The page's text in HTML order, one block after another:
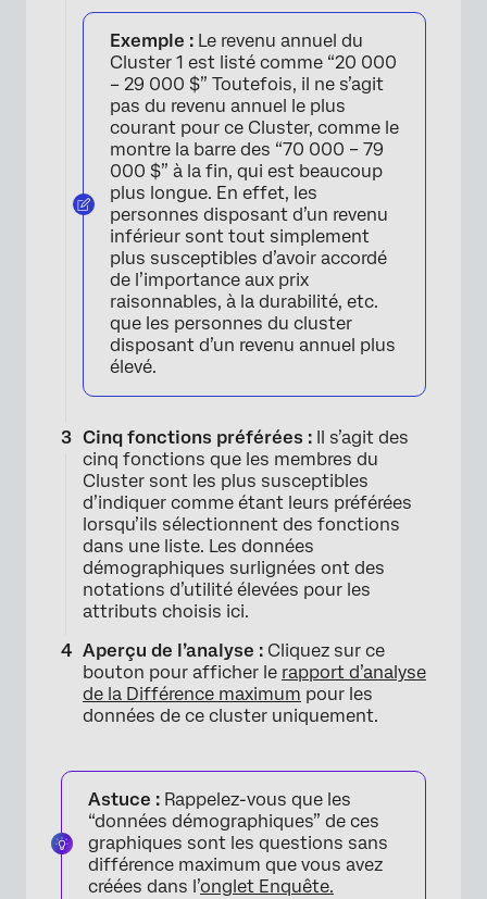
Exemple : Le revenu annuel du
Cluster 1 est listé comme “20 000
– 29 000 $” Toutefois, il ne s’agit
pas du revenu annuel le plus
courant pour ce Cluster, comme le
montre la barre des “70 000 – 79
000 $” à la fin, qui est beaucoup
plus longue. En effet, les
personnes disposant d’un revenu
inférieur sont tout simplement
plus susceptibles d’avoir accordé
de l’importance aux prix
raisonnables, à la durabilité, etc.
que les personnes du cluster
disposant d’un revenu annuel plus
élevé.
Cinq fonctions préférées : Il s’agit des
cinq fonctions que les membres du
Cluster sont les plus susceptibles
d’indiquer comme étant leurs préférées
lorsqu’ils sélectionnent des fonctions
dans une liste. Les données
démographiques surlignées ont des
notations d’utilité élevées pour les
attributs choisis ici.
Aperçu de l’analyse : Cliquez sur ce
bouton pour afficher le rapport d’analyse
de la Différence maximum pour les
données de ce cluster uniquement.
Astuce : Rappelez-vous que les
“données démographiques” de ces
graphiques sont les questions sans
différence maximum que vous avez
créées dans l’onglet Enquête.